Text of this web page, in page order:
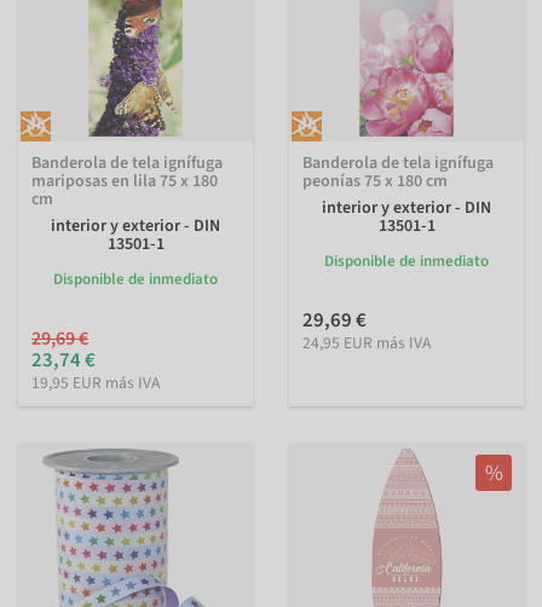
Banderola de tela ignífuga
mariposas en lila 75 x 180
cm
interior y exterior - DIN
13501-1
Disponible de inmediato
29,69 €
23,74 €
19,95 EUR más IVA
Banderola de tela ignífuga
peonías 75 x 180 cm
interior y exterior - DIN
13501-1
Disponible de inmediato
29,69 €
24,95 EUR más IVA
%